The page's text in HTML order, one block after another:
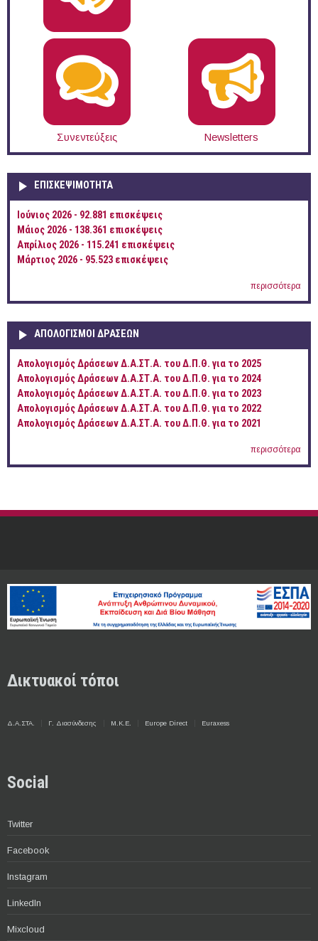
Συνεντεύξεις Newsletters
ΕΠΙΣΚΕΨΙΜΌΤΗΤΑ
Ιούνιος 2026 - 92.881 επισκέψεις
Μάιος 2026 - 138.361 επισκέψεις
Απρίλιος 2026 - 115.241 επισκέψεις
Μάρτιος 2026 - 95.523 επισκέψεις
περισσότερα
ΑΠΟΛΟΓΙΣΜΟΊ ΔΡΆΣΕΩΝ
Απολογισμός Δράσεων Δ.Α.ΣΤ.Α. του Δ.Π.Θ. για το 2025
Απολογισμός Δράσεων Δ.Α.ΣΤ.Α. του Δ.Π.Θ. για το 2024
Απολογισμός Δράσεων Δ.Α.ΣΤ.Α. του Δ.Π.Θ. για το 2023
Απολογισμός Δράσεων Δ.Α.ΣΤ.Α. του Δ.Π.Θ. για το 2022
Απολογισμός Δράσεων Δ.Α.ΣΤ.Α. του Δ.Π.Θ. για το 2021
περισσότερα
Δικτυακοί τόποι
Δ.Α.ΣΤΑ. Γ. Διασύνδεσης Μ.Κ.Ε. Europe Direct Euraxess
Social
Twitter
Facebook
Instagram
LinkedIn
Mixcloud